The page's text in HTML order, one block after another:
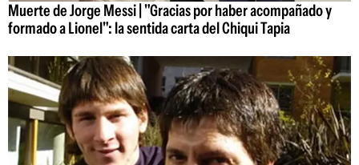
Muerte de Jorge Messi | "Gracias por haber acompañado y
formado a Lionel": la sentida carta del Chiqui Tapia